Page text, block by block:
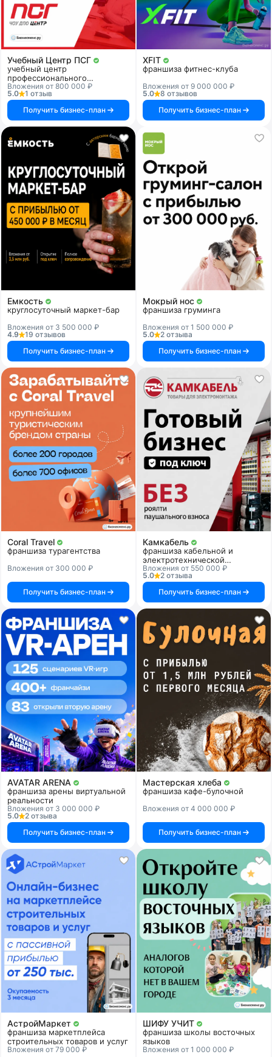
Учебный Центр ПСГ
учебный центр
профессионального
образования
Вложения от 800 000 ₽
5.0
1 отзыв
Получить бизнес-план
XFIT
франшиза фитнес-клуба
Вложения от 9 000 000 ₽
5.0
8 отзывов
Получить бизнес-план
Емкость
круглосуточный маркет-бар
Вложения от 3 500 000 ₽
4.9
19 отзывов
Получить бизнес-план
Мокрый нос
франшиза груминга
Вложения от 1 500 000 ₽
5.0
2 отзыва
Получить бизнес-план
Coral Travel
франшиза турагентства
Вложения от 300 000 ₽
Получить бизнес-план
Камкабель
франшиза кабельной и
электротехнической
продукции
Вложения от 550 000 ₽
5.0
2 отзыва
Получить бизнес-план
AVATAR ARENA
франшиза арены виртуальной
реальности
Вложения от 3 000 000 ₽
5.0
2 отзыва
Получить бизнес-план
Мастерская хлеба
франшиза кафе-булочной
Вложения от 4 000 000 ₽
Получить бизнес-план
АстройМаркет
франшиза маркетплейса
строительных товаров и услуг
Вложения от 79 000 ₽
ШИФУ УЧИТ
франшиза школы восточных
языков
Вложения от 1 000 000 ₽